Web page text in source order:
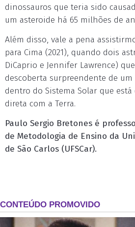
dinossauros que teria sido
um asteroide há 65 milhões de
Além disso, vale a pena
para Cima (2021), quando dois
DiCaprio e Jennifer Lawrence)
descoberta surpreendente de
dentro do Sistema Solar que
direta com a Terra.
Paulo Sergio Bretones é
de Metodologia de Ensino da
de São Carlos (UFSCar).